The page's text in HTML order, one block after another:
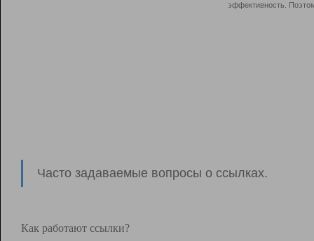
эффективность.
Часто задаваемые вопросы о ссылках.
Как работают ссылки?